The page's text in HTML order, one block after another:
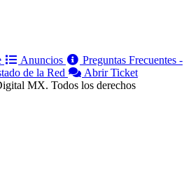
Anuncios
Preguntas Frecuentes -
de la Red
Abrir Ticket
MX. Todos los derechos